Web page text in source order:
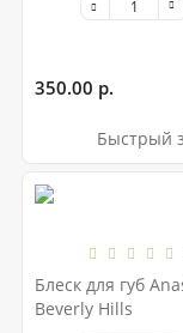
350.00 р.
Быстрый
Блеск для губ
Beverly Hills